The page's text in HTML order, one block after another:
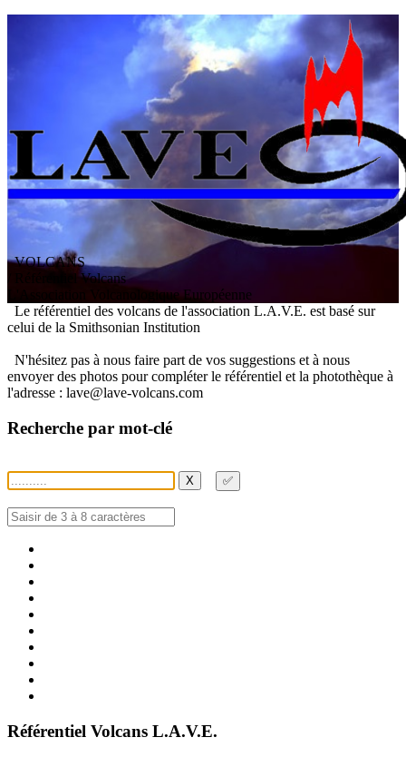
VOLCANS
/ Référentiel Volcans
ssociation V olcanologiqueEuropéenne
Le référentiel des volcans de l'association L.A.V.E. est basé sur
celui de la Smithsonian Institution
N'hésitez pas à nous faire part de vos suggestions et à nous
envoyer des photos pour compléter le référentiel et la photothèque à
l'adresse : lave@lave-volcans.com
Recherche par mot-clé
X ✅
Référentiel Volcans L.A.V.E.